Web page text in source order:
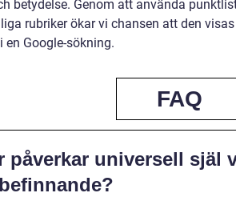
betydelse. Genom att använda
rubriker ökar vi chansen att den
en Google-sökning.
FAQ
påverkar universell själ